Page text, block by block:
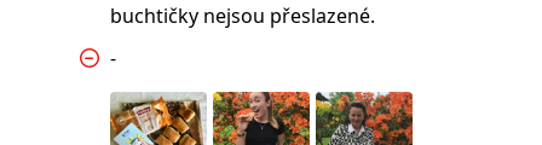
buchtičky nejsou přeslazené.
-